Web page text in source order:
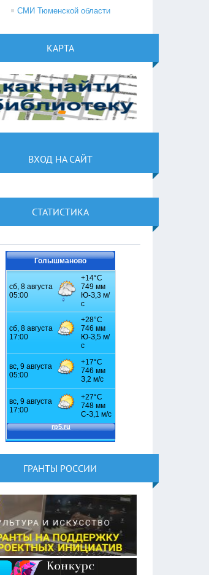
СМИ Тюменской области
КАРТА
ВХОД НА САЙТ
СТАТИСТИКА
Голышманово
ГРАНТЫ РОССИИ